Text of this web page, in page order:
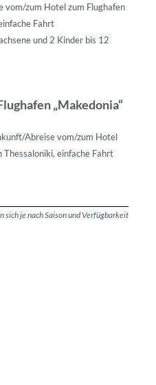
vom/zum Hotel zum Flughafen
Fahrt
und 2 Kinder bis 12
„Makedonia“
Abreise vom/zum Hotel
Thessaloniki, einfache Fahrt
sich je nach Saison und Verfügbarkeit